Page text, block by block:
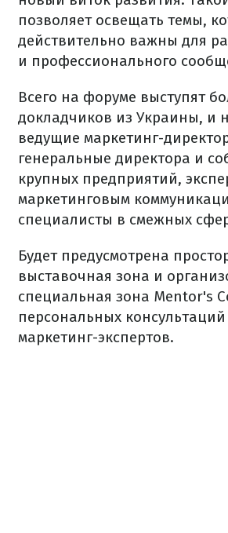
позволяет освещать темы,
действительно важны для
и профессионального
Всего на форуме выступят
докладчиков из Украины, и
ведущие маркетинг-
генеральные директора и
крупных предприятий,
маркетинговым
специалисты в смежных
Будет предусмотрена
выставочная зона и
специальная зона Mentor's
персональных
маркетинг-экспертов.